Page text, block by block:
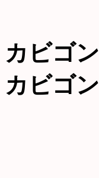
カビゴン
カビゴン